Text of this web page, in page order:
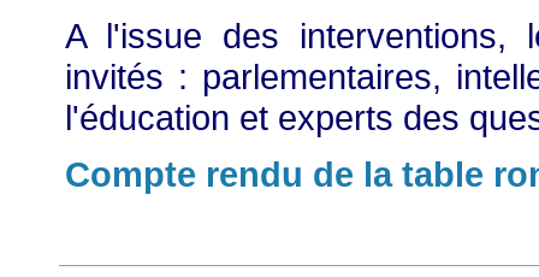
A l'issue des interventions,
invités : parlementaires,
l'éducation et experts des
Compte rendu de la table